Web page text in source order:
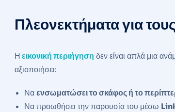
Πλεονεκτήματα για
Ηεικονική περιήγηση δεν είναι απλά μια
αξιοποιήσει:
Ναενσωματώσει το σκάφος ή το
Να προωθήσει την παρουσία του μέσω